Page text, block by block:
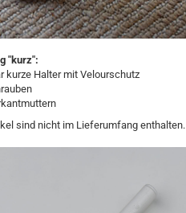
"kurz":
kurze Halter mit Velourschutz
sind nicht im Lieferumfang enthalten.